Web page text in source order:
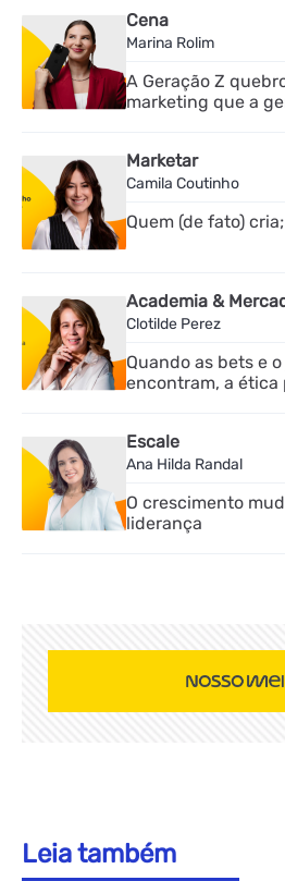
Cena
Marina Rolim
A Geração Z
marketing que a
Marketar
Camila Coutinho
Quem (de fato)
Academia &
Clotilde Perez
Quando as bets e
encontram, a ética
Escale
Ana Hilda Randal
O crescimento
liderança
Leia também